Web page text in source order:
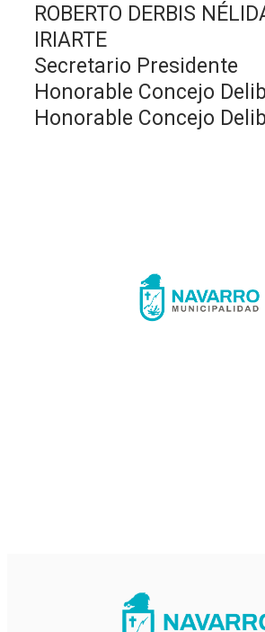
ROBERTO DERBIS
IRIARTE
Secretario Presidente
Honorable Concejo
Honorable Concejo